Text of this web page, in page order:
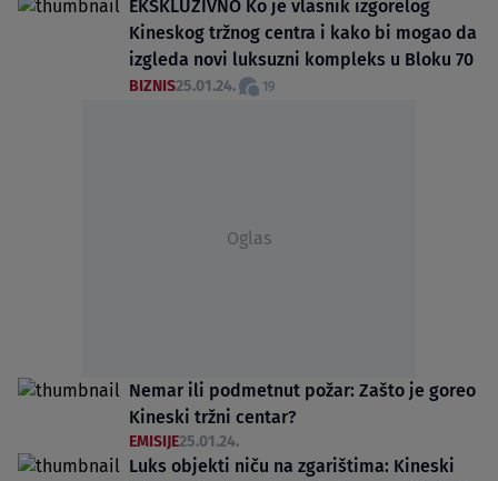
EKSKLUZIVNO Ko je vlasnik izgorelog
Kineskog tržnog centra i kako bi mogao da
izgleda novi luksuzni kompleks u Bloku 70
BIZNIS25.01.24. 19
Oglas
Nemar ili podmetnut požar: Zašto je goreo
Kineski tržni centar?
EMISIJE25.01.24.
Luks objekti niču na zgarištima: Kineski